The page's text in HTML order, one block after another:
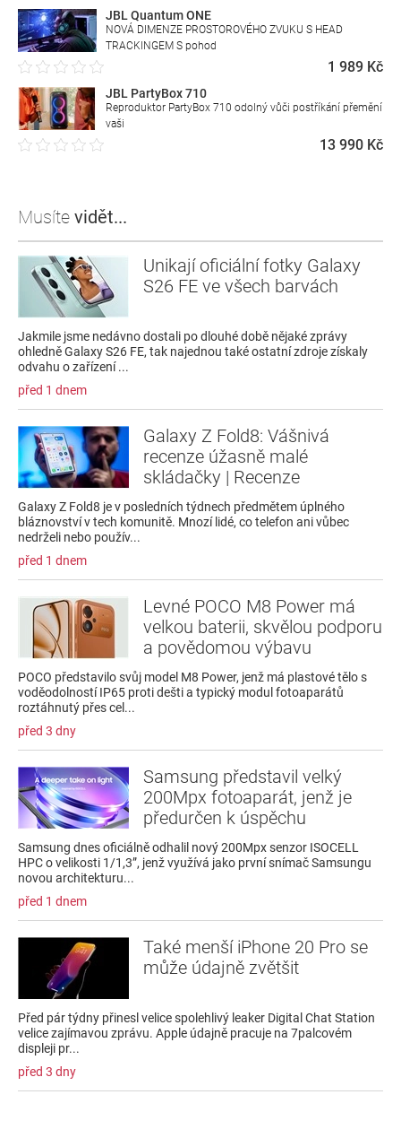
JBL Quantum ONE
NOVÁ DIMENZE PROSTOROVÉHO ZVUKU S HEAD
TRACKINGEM S pohod
1 989 Kč
JBL PartyBox 710
Reproduktor PartyBox 710 odolný vůči postříkání přemění
vaši
13 990 Kč
Musíte vidět...
Unikají oficiální fotky Galaxy
S26 FE ve všech barvách
Jakmile jsme nedávno dostali po dlouhé době nějaké zprávy
ohledně Galaxy S26 FE, tak najednou také ostatní zdroje získaly
odvahu o zařízení ...
před 1 dnem
Galaxy Z Fold8: Vášnivá
recenze úžasně malé
skládačky | Recenze
Galaxy Z Fold8 je v posledních týdnech předmětem úplného
bláznovství v tech komunitě. Mnozí lidé, co telefon ani vůbec
nedrželi nebo použív...
před 1 dnem
Levné POCO M8 Power má
velkou baterii, skvělou podporu
a povědomou výbavu
POCO představilo svůj model M8 Power, jenž má plastové tělo s
voděodolností IP65 proti dešti a typický modul fotoaparátů
roztáhnutý přes cel...
před 3 dny
Samsung představil velký
200Mpx fotoaparát, jenž je
předurčen k úspěchu
Samsung dnes oficiálně odhalil nový 200Mpx senzor ISOCELL
HPC o velikosti 1/1,3”, jenž využívá jako první snímač Samsungu
novou architekturu...
před 1 dnem
Také menší iPhone 20 Pro se
může údajně zvětšit
Před pár týdny přinesl velice spolehlivý leaker Digital Chat Station
velice zajímavou zprávu. Apple údajně pracuje na 7palcovém
displeji pr...
před 3 dny